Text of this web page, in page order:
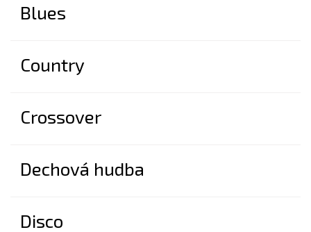
Blues
Country
Crossover
Dechová hudba
Disco